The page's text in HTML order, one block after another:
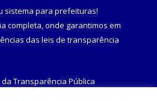
sistema para prefeituras!
completa, onde garantimos em
das leis de transparência
Transparência Pública